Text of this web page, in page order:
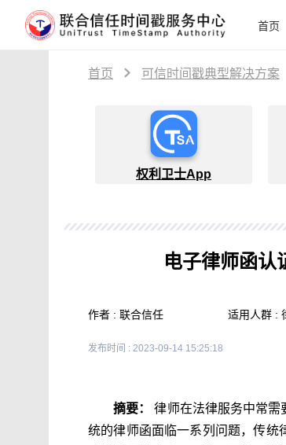
首页
首页 可信时间戳典型解决方案
权利卫士App
电子律师函认
作者 : 联合信任 适用人群 :
发布时间 : 2023-09-14 15:25:18
摘要：
律师在法律服务中常需
统的律师函面临一系列问题，传统